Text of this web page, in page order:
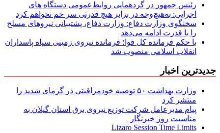
رئیس جمهور در گردهمایی روابط‌عمومی دستگاه های
اجرایی: به‌هیچ‌وجه در برابر هیچ قدرتی سر خم نخواهم کرد
سخنگوی وزارت دفاع: وزارت دفاع، پشتیبانی نیرو‌های مسلح
را با قدرت ادامه می‌دهد
با حکم فرمانده کل قوا؛ فرمانده نیروی زمینی سپاه پاسداران
انقلاب اسلامی منصوب شد
جدیدترین اخبار
وزارت بهداشت ۵۰ توصیه خودمراقبتی در گرمای شدید را
منتشر کرد
پیام مدیرعامل شركت توزیع نیروی برق استان گیلان به
مناسبت روز خبرنگار ‌
Lizaro Session Time Limits